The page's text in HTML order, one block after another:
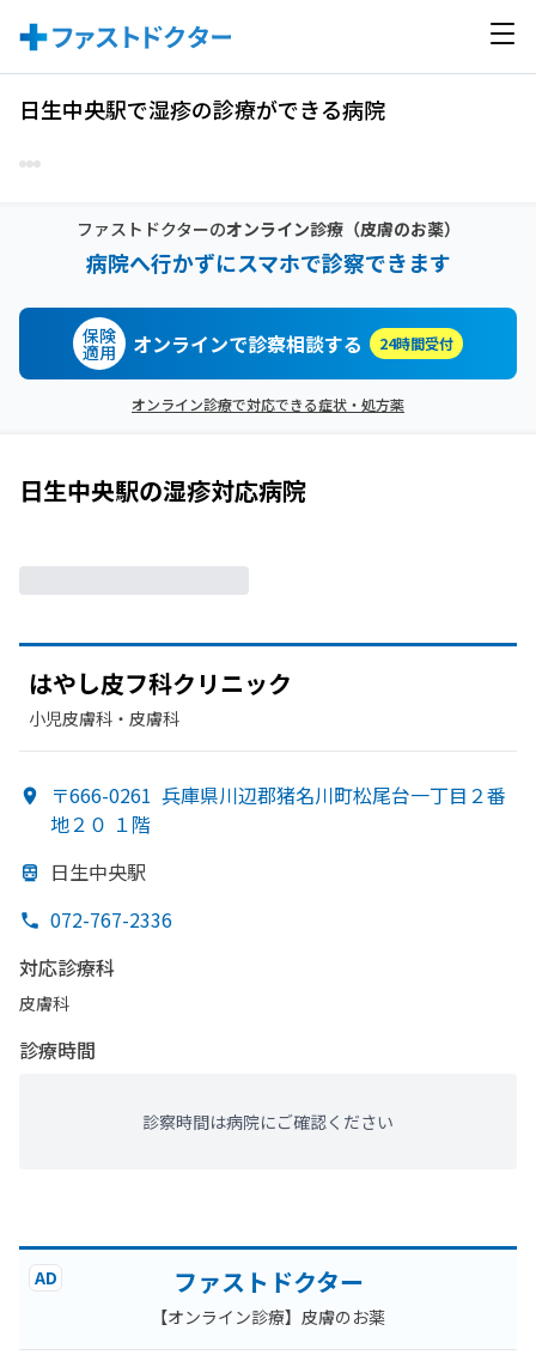
日生中央駅で湿疹の診療ができる病院
ファストドクターのオンライン診療（皮膚のお薬）
病院へ行かずにスマホで診察できます
保険
適用 オンラインで診察相談する 24時間受付
オンライン診療で対応できる症状・処方薬
日生中央駅の湿疹対応病院
はやし皮フ科クリニック
小児皮膚科・​皮膚科
〒666-0261 兵庫県川辺郡猪名川町松尾台一丁目２番
地２０ １階
日生中央駅
072-767-2336
対応診療科
皮膚科
診療時間
診察時間は病院にご確認ください
AD ファストドクター
【オンライン診療】皮膚のお薬